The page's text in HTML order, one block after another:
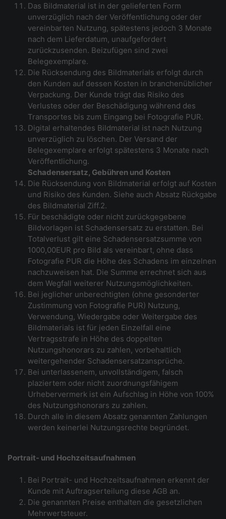
Das Bildmaterial ist in der gelieferten Form
unverzüglich nach der Veröffentlichung oder der
vereinbarten Nutzung, spätestens jedoch 3 Monate
nach dem Lieferdatum, unaufgefordert
zurückzusenden. Beizufügen sind zwei
Belegexemplare.
Die Rücksendung des Bildmaterials erfolgt durch
den Kunden auf dessen Kosten in branchenüblicher
Verpackung. Der Kunde trägt das Risiko des
Verlustes oder der Beschädigung während des
Transportes bis zum Eingang bei Fotografie PUR.
Digital erhaltendes Bildmaterial ist nach Nutzung
unverzüglich zu löschen. Der Versand der
Belegexemplare erfolgt spätestens 3 Monate nach
Veröffentlichung.
Schadensersatz, Gebühren und Kosten
Die Rücksendung von Bildmaterial erfolgt auf Kosten
und Risiko des Kunden. Siehe auch Absatz Rückgabe
des Bildmaterial Ziff.2.
Für beschädigte oder nicht zurückgegebene
Bildvorlagen ist Schadensersatz zu erstatten. Bei
Totalverlust gilt eine Schadensersatzsumme von
1000,00EUR pro Bild als vereinbart, ohne dass
Fotografie PUR die Höhe des Schadens im einzelnen
nachzuweisen hat. Die Summe errechnet sich aus
dem Wegfall weiterer Nutzungsmöglichkeiten.
Bei jeglicher unberechtigten (ohne gesonderter
Zustimmung von Fotografie PUR) Nutzung,
Verwendung, Wiedergabe oder Weitergabe des
Bildmaterials ist für jeden Einzelfall eine
Vertragsstrafe in Höhe des doppelten
Nutzungshonorars zu zahlen, vorbehaltlich
weitergehender Schadensersatzansprüche.
Bei unterlassenem, unvollständigem, falsch
plaziertem oder nicht zuordnungsfähigem
Urhebervermerk ist ein Aufschlag in Höhe von 100%
des Nutzungshonorars zu zahlen.
Durch alle in diesem Absatz genannten Zahlungen
werden keinerlei Nutzungsrechte begründet.
Portrait- und Hochzeitsaufnahmen
Bei Portrait- und Hochzeitsaufnahmen erkennt der
Kunde mit Auftragserteilung diese AGB an.
Die genannten Preise enthalten die gesetzlichen
Mehrwertsteuer.